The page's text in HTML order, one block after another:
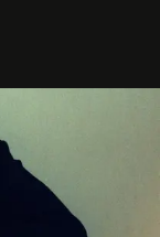
così